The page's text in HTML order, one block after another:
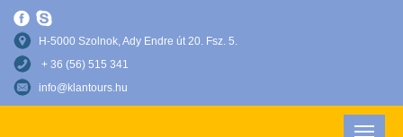
H-5000 Szolnok, Ady Endre út 20. Fsz. 5.
+ 36 (56) 515 341
info@klantours.hu